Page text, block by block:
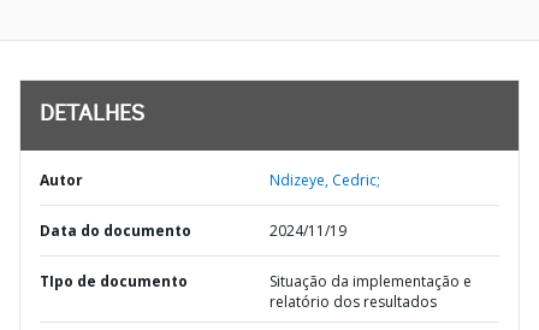
DETALHES
Autor Ndizeye, Cedric;
Data do documento 2024/11/19
TIpo de documento
Situação da implementação e
relatório dos resultados